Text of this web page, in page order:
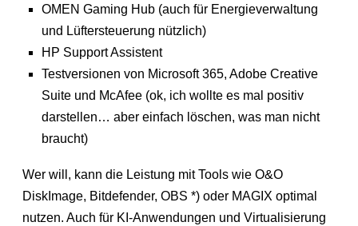
OMEN Gaming Hub (auch für Energieverwaltung
und Lüftersteuerung nützlich)
HP Support Assistent
Testversionen von Microsoft 365, Adobe Creative
Suite und McAfee (ok, ich wollte es mal positiv
darstellen… aber einfach löschen, was man nicht
braucht)
Wer will, kann die Leistung mit Tools wie O&O
DiskImage, Bitdefender, OBS *) oder MAGIX optimal
nutzen. Auch für KI-Anwendungen und Virtualisierung